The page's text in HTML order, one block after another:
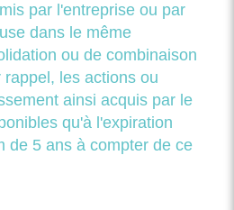
par l'entreprise ou par
dans le même
ou de combinaison
les actions ou
ainsi acquis par le
qu'à l'expiration
de 5 ans à compter de ce